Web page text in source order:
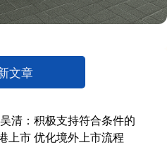
文章
清：积极支持符合条件的
上市 优化境外上市流程